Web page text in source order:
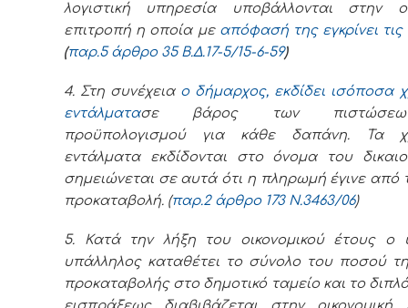
λογιστική υπηρεσία υποβάλλονται στην
επιτροπή η οποία με απόφασή της εγκρίνει
(παρ.5 άρθρο 35 Β.Δ.17-5/15-6-59)
4. Στη συνέχεια ο δήμαρχος, εκδίδει ισόποσα
εντάλματασε βάρος των
προϋπολογισμού για κάθε δαπάνη. Τα
εντάλματα εκδίδονται στο όνομα του
σημειώνεται σε αυτά ότι η πληρωμή έγινε από
προκαταβολή. (παρ.2 άρθρο 173 Ν.3463/06)
5. Κατά την λήξη του οικονομικού έτους ο
υπάλληλος καταθέτει το σύνολο του ποσού
προκαταβολής στο δημοτικό ταμείο και το